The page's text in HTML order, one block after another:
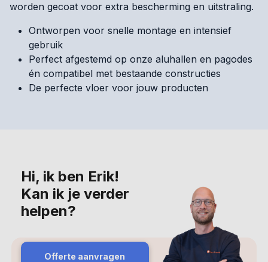
worden gecoat voor extra bescherming en uitstraling.
Ontworpen voor snelle montage en intensief
gebruik
Perfect afgestemd op onze aluhallen en pagodes
én compatibel met bestaande constructies
De perfecte vloer voor jouw producten
Hi, ik ben Erik!
Kan ik je verder
helpen?
Offerte aanvragen